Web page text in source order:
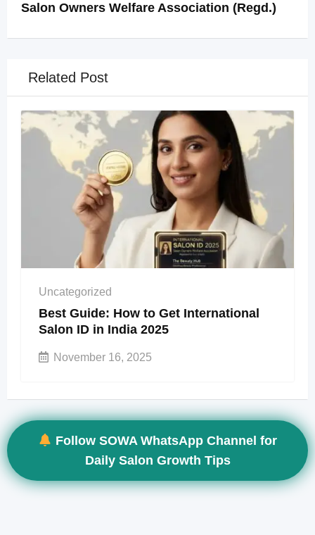
Salon Owners Welfare Association (Regd.)
Related Post
Uncategorized
Best Guide: How to Get International
Salon ID in India 2025
November 16, 2025
Follow SOWA WhatsApp Channel for
Daily Salon Growth Tips